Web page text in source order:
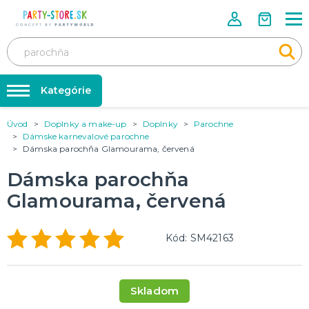
Rozlúčka so slobodou ❤️
Tabuľka veľkostí
Karnevalové doplnky
Balóniky a hélium
Trička s potlačou
Kategórie
KARNEVALOVÉ KOSTÝMY
Kostýmy pre dospelých
DOPLNKY A MAKE-UP
Make-up, dekorácie na kožu, tetovanie, umelé riasy
TRIČKÁ S POTLAČOU
Úvod Doplnky a make-up Doplnky
Parochne
Dámske karnevalové parochne
Dámska parochňa Glamourama, červená
Dámska parochňa
Glamourama, červená
Kód: SM42163
Skladom